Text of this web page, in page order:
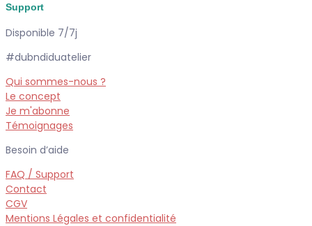
Support
Disponible 7/7j
#dubndiduatelier
Qui sommes-nous ?
Le concept
Je m'abonne
Témoignages
Besoin d’aide
FAQ / Support
Contact
CGV
Mentions Légales et confidentialité